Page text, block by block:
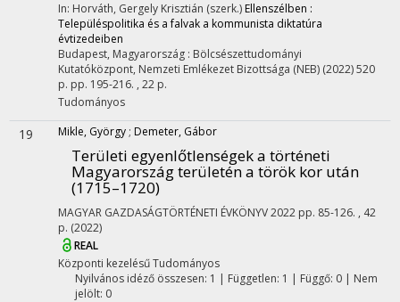
In: Horváth, Gergely Krisztián (szerk.) Ellenszélben :
Településpolitika és a falvak a kommunista diktatúra
évtizedeiben
Budapest, Magyarország : Bölcsészettudományi
Kutatóközpont, Nemzeti Emlékezet Bizottsága (NEB) (2022)520
p. pp. 195-216. , 22 p.
Tudományos
19 Mikle, György ; Demeter, Gábor
Területi egyenlőtlenségek a történeti
Magyarország területén a török kor után
(1715–1720)
MAGYAR GAZDASÁGTÖRTÉNETI ÉVKÖNYV2022 pp. 85-126. , 42
p. (2022)
REAL
Központi kezelésűTudományos
Nyilvános idéző összesen: 1 | Független: 1 | Függő: 0 | Nem
jelölt: 0